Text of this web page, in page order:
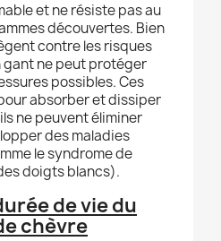
et ne résiste pas au
découvertes. Bien
contre les risques
gant ne peut protéger
possibles. Ces
absorber et dissiper
ne peuvent éliminer
des maladies
le syndrome de
doigts blancs).
de vie du
chèvre